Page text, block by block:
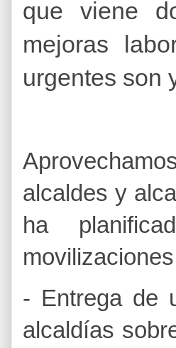
que viene
mejoras
urgentes son
alcaldes y
ha
- Entrega de
alcaldías